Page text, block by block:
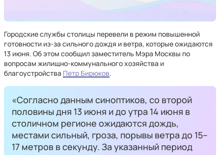
Городские службы столицы перевели в режим повышенной
готовности из-за сильного дождя и ветра, которые ожидаются
13 июня. Об этом сообщил заместитель Мэра Москвы по
вопросам жилищно-коммунального хозяйства и
благоустройства Петр Бирюков.
«Согласно данным синоптиков, со второй
половины дня 13 июня и до утра 14 июня в
столичном регионе ожидаются дождь,
местами сильный, гроза, порывы ветра до 15–
17 метров в секунду. За указанный период